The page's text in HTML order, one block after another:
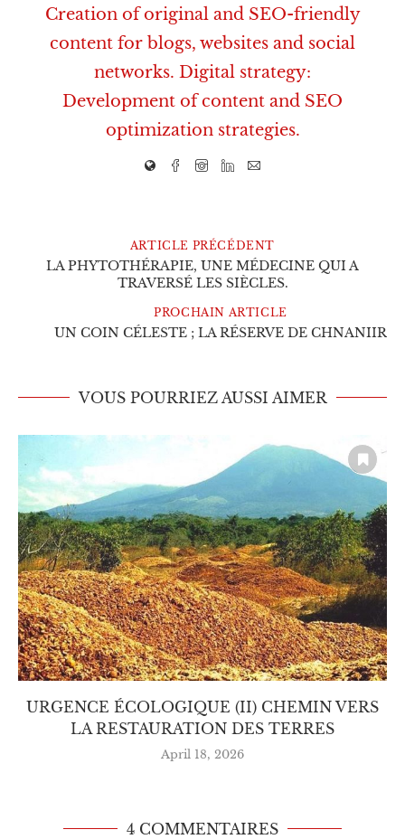
Creation of original and SEO-friendly
content for blogs, websites and social
networks. Digital strategy:
Development of content and SEO
optimization strategies.
ARTICLE PRÉCÉDENT
LA PHYTOTHÉRAPIE, UNE MÉDECINE QUI A
TRAVERSÉ LES SIÈCLES.
PROCHAIN ARTICLE
UN COIN CÉLESTE ; LA RÉSERVE DE CHNANIIR
VOUS POURRIEZ AUSSI AIMER
URGENCE ÉCOLOGIQUE (II) CHEMIN VERS
LA RESTAURATION DES TERRES
April 18, 2026
4 COMMENTAIRES